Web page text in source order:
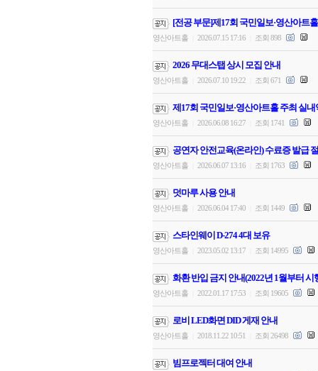
[전공 부문]제17회 국민일보·영산아트
영산아트홀 2026.07.15 17:16 조회 898
2026 무대스탭 상시 모집 안내
영산아트홀 2026.07.10 19:22 조회 671
제17회 국민일보·영산아트홀 주최 실
영산아트홀 2026.06.08 16:27 조회 1741
공연자 안전교육(온라인) 수료증 발급
영산아트홀 2026.06.07 13:16 조회 1763
덧마루 사용 안내
영산아트홀 2026.06.04 17:40 조회 1449
스타인웨이 D-274 4대 보유
영산아트홀 2023.05.02 13:17 조회 14995
화환 반입 금지 안내(2022년 1월부터 시
영산아트홀 2022.01.17 17:53 조회 19605
로비 LED화면 DID 게재 안내
영산아트홀 2018.11.22 10:51 조회 26498
빔프로젝터 대여 안내